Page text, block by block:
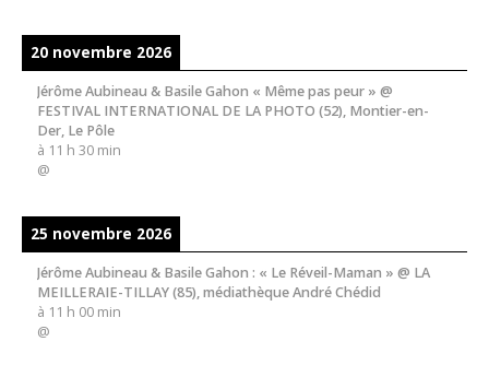
20 novembre 2026
Jérôme Aubineau & Basile Gahon « Même pas peur » @
FESTIVAL INTERNATIONAL DE LA PHOTO (52), Montier-en-
Der, Le Pôle
à 11 h 30 min
@
25 novembre 2026
Jérôme Aubineau & Basile Gahon : « Le Réveil-Maman » @ LA
MEILLERAIE-TILLAY (85), médiathèque André Chédid
à 11 h 00 min
@